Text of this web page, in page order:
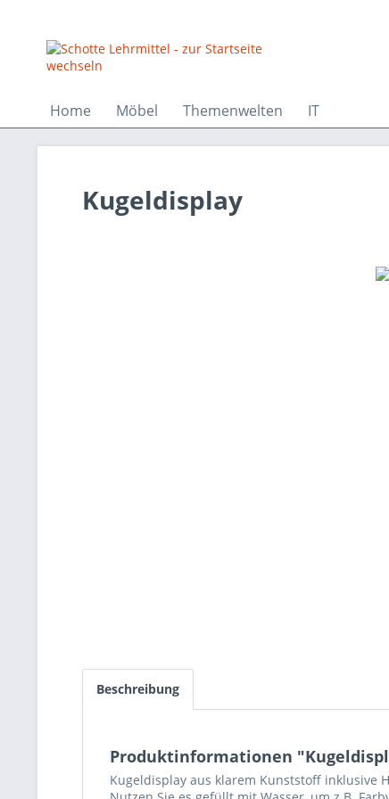
Home Möbel Themenwelten IT
Kugeldisplay
Beschreibung
Produktinformationen
Kugeldisplay aus klarem Kunststoff inklusive